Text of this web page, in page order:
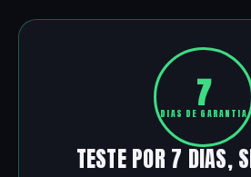
7
DIAS DE GARANTIA
TESTE POR 7 DIAS,